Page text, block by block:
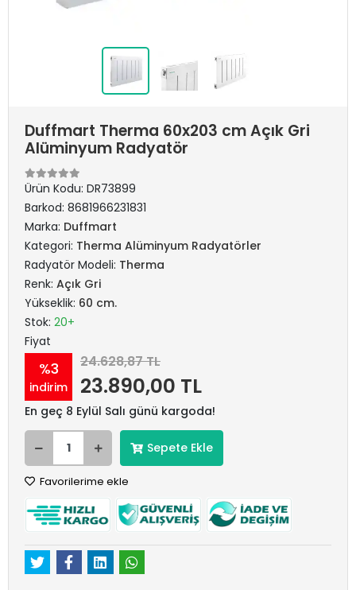
Duffmart Therma 60x203 cm Açık Gri
Alüminyum Radyatör
Ürün Kodu: DR73899
Barkod: 8681966231831
Marka: Duffmart
Kategori: Therma Alüminyum Radyatörler
Radyatör Modeli: Therma
Renk: Açık Gri
Yükseklik: 60 cm.
Stok: 20+
Fiyat
%3
indirim
24.628,87 TL
23.890,00 TL
En geç 8 Eylül Salı günü kargoda!
Sepete Ekle
Favorilerime ekle